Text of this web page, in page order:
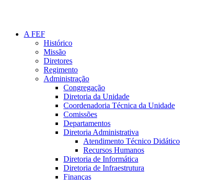
A FEF
Histórico
Missão
Diretores
Regimento
Administração
Congregação
Diretoria da Unidade
Coordenadoria Técnica da Unidade
Comissões
Departamentos
Diretoria Administrativa
Atendimento Técnico Didático
Recursos Humanos
Diretoria de Informática
Diretoria de Infraestrutura
Finanças